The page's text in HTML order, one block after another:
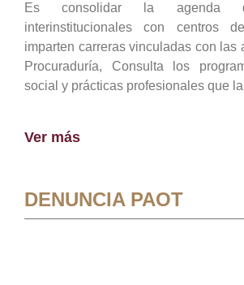
Es consolidar la agenda
interinstitucionales con centros
imparten carreras vinculadas con las
Procuraduría, Consulta los
social y prácticas profesionales que
Ver más
DENUNCIA PAOT